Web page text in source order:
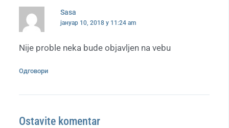
Sasa
јануар 10, 2018 у 11:24 am
Nije proble neka bude objavljen na vebu
Одговори
Ostavite komentar